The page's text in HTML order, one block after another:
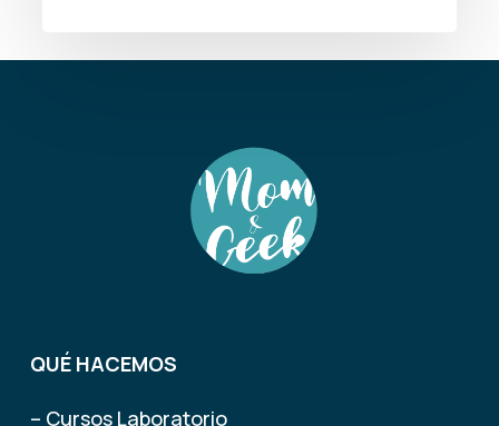
QUÉ HACEMOS
– Cursos Laboratorio